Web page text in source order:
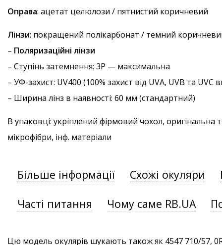
Оправа: ацетат целюлози / пятнистий коричневий
Лінзи: покращений полікарбонат / темний
– Поляризаційні лінзи
– Ступінь затемнення: 3P — максимальна
– УФ-захист: UV400 (100% захист від UVA, UVB та
– Ширина лінз в наявності: 60 мм (стандартний)
В упаковці: укріплений фірмовий чохол, оригінальна
мікрофібри, інф. матеріали
Більше інформації Схожі окуляри
Часті питання Чому саме RB.UA
Цю модель окулярів шукають також як 4547 710/57,